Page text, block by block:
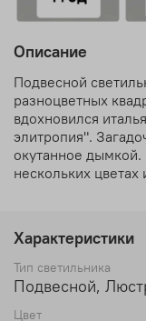
Описание
Подвесной
разноцветных
вдохновился
элитропия".
окутанное дымкой.
нескольких цветах
Характеристики
Тип светильника
Подвесной,
Цвет